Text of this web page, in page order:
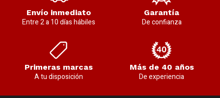
Envío inmediato
Entre 2 a 10 días hábiles
Garantía
De confianza
Primeras marcas
A tu disposición
Más de 40 años
De experiencia